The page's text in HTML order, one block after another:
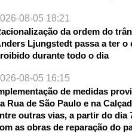
08-05 18:21
da ordem do
Ljungstedt passa a ter o
durante todo o dia
08-05 16:15
de medidas
Rua de São Paulo e na
outras vias, a partir do dia
as obras de reparação do